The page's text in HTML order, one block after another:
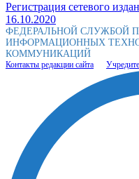
Регистрация сетевого
16.10.2020
ФЕДЕРАЛЬНОЙ СЛУЖБОЙ
ИНФОРМАЦИОННЫХ
КОММУНИКАЦИЙ
Контакты редакции сайта